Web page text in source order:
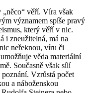
věří. Víra však
významem spíše pravý
který věří v nic.
i zneužitelná, má na
neřeknou, víru či
věda materiální
Současně však sílí
Vzrůstá počet
a náboženskou